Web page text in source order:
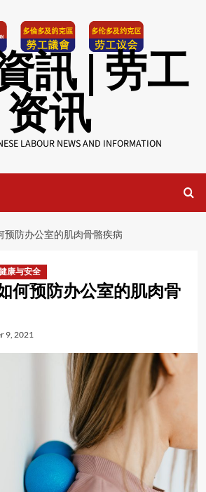
訊 | 劳工
资讯
LABOUR NEWS AND INFORMATION
预防办公室的肌肉骨骼疾病
康与安全
何预防办公室的肌肉骨
9, 2021